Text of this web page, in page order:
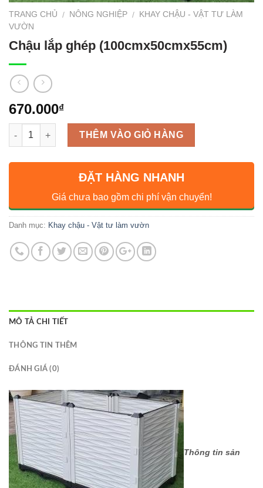
TRANG CHỦ / NÔNG NGHIỆP /
KHAY CHẬU - VẬT TƯ LÀM
VƯỜN
Chậu lắp ghép (100cmx50cmx55cm)
670.000₫
Số lượng THÊM VÀO GIỎ HÀNG
ĐẶT HÀNG NHANH
Giá chưa bao gồm chi phí vận chuyển!
Danh mục: Khay chậu - Vật tư làm vườn
MÔ TẢ CHI TIẾT
THÔNG TIN THÊM
ĐÁNH GIÁ (0)
Thông tin sản